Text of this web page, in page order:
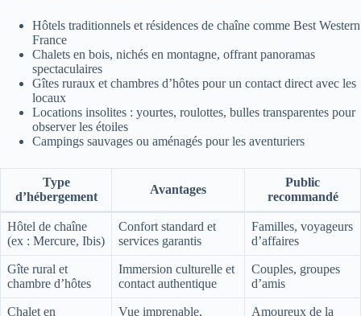
Hôtels traditionnels et résidences de chaîne comme Best Western
France
Chalets en bois, nichés en montagne, offrant panoramas
spectaculaires
Gîtes ruraux et chambres d’hôtes pour un contact direct avec les
locaux
Locations insolites : yourtes, roulottes, bulles transparentes pour
observer les étoiles
Campings sauvages ou aménagés pour les aventuriers
Type
d’hébergement
Avantages
Public
recommandé
Hôtel de chaîne
(ex : Mercure, Ibis)
Confort standard et
services garantis
Familles, voyageurs
d’affaires
Gîte rural et
chambre d’hôtes
Immersion culturelle et
contact authentique
Couples, groupes
d’amis
Chalet en
Vue imprenable,
Amoureux de la